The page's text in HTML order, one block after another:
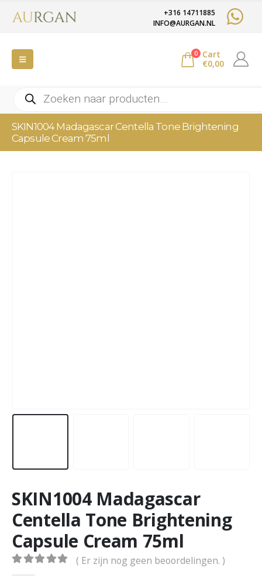
+316 14711885
INFO@AURGAN.NL
0
Cart
€0,00
Producten
zoeken
SKIN1004 Madagascar Centella Tone Brightening
Capsule Cream 75ml
SKIN1004 Madagascar
Centella Tone Brightening
Capsule Cream 75ml
0out of 5
( Er zijn nog geen beoordelingen. )